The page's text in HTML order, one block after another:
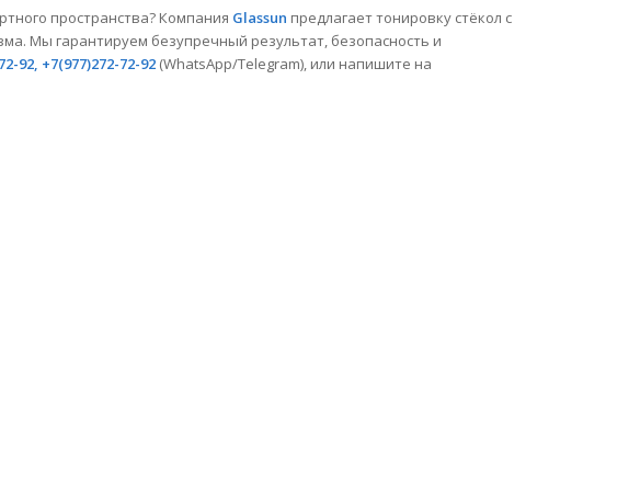
пространства? Компания Glassun предлагает тонировку стёкол с
Мы гарантируем безупречный результат, безопасность и
92, +7(977)272-72-92(WhatsApp/Telegram), или напишите на